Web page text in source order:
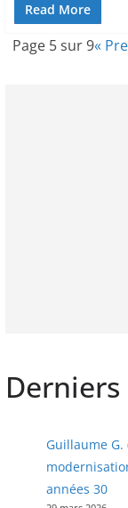
Read More
Page 5 sur 9«
Guillaume
années 30